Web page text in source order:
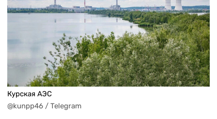
Курская АЭС
@kunpp46 / Telegram